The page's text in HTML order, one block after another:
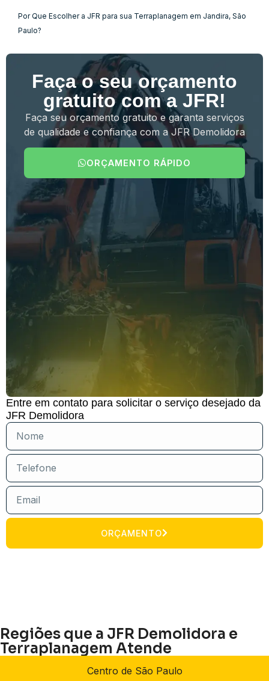
Por Que Escolher a JFR para sua Terraplanagem em Jandira, São
Paulo?
Faça o seu orçamento
gratuito com a JFR!
Faça seu orçamento gratuito e garanta serviços
de qualidade e confiança com a JFR Demolidora
ORÇAMENTO RÁPIDO
Entre em contato para solicitar o serviço desejado da
JFR Demolidora
ORÇAMENTO
Regiões que a JFR Demolidora e
Terraplanagem Atende
Centro de São Paulo